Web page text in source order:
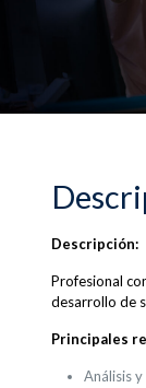
Descripción:
Profesional
desarrollo de
Principales
Análisis y